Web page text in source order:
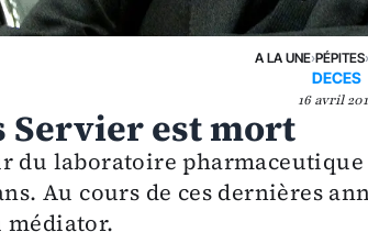
A LA UNE›PÉPITES›
DECES
16 avril
Servier est mort
du laboratoire
Au cours de ces dernières
médiator.